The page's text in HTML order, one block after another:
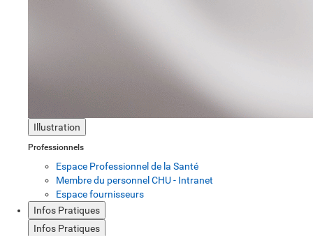
Illustration
Professionnels
Espace Professionnel de la Santé
Membre du personnel CHU - Intranet
Espace fournisseurs
Infos Pratiques
Infos Pratiques